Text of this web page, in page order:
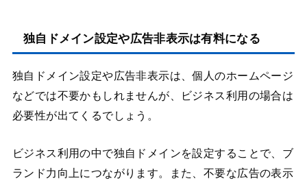
独自ドメイン設定や広告非表示は有料になる
独自ドメイン設定や広告非表示は、個人のホームページ
などでは不要かもしれませんが、ビジネス利用の場合は
必要性が出てくるでしょう。
ビジネス利用の中で独自ドメインを設定することで、ブ
ランド力向上につながります。また、不要な広告の表示